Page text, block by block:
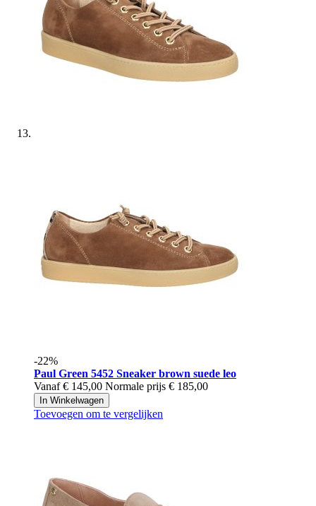
-22%
Paul Green 5452 Sneaker brown suede leo
Vanaf € 145,00 Normale prijs € 185,00
In Winkelwagen
Toevoegen om te vergelijken